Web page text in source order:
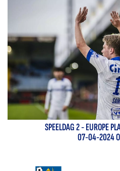
SPEELDAG2-EUROPE
07-04-2024